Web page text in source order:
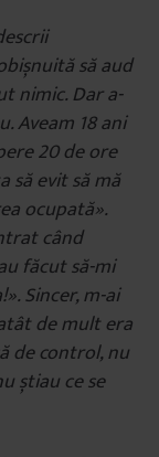
nuită săaud
nimic. Dar a-
Aveam 18 ani
20 de ore
să evit să mă
ocupată».
când
făcut să-mi
». Sincer, m-ai
de mult era
de control, nu
știau ce se